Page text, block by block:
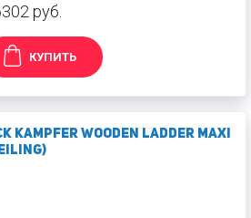
руб.
КУПИТЬ
Kampfer Wooden ladder Maxi